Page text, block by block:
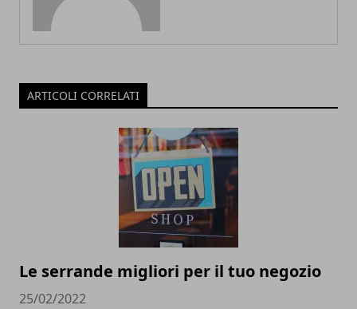
ARTICOLI CORRELATI
Le serrande migliori per il tuo negozio
25/02/2022